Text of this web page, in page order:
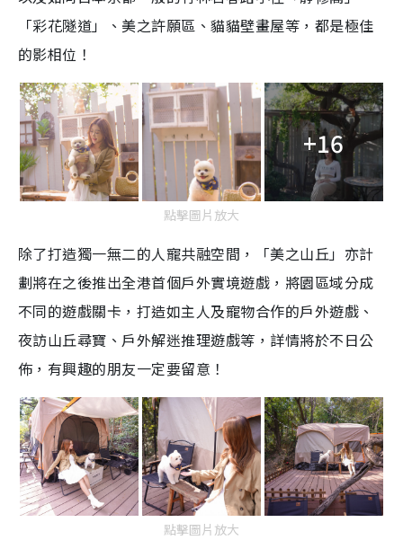
「彩花隧道」、美之許願區、貓貓壁畫屋等，都是極佳
的影相位！
+16
點擊圖片放大
除了打造獨一無二的人寵共融空間，「美之山丘」亦計
劃將在之後推出全港首個戶外實境遊戲，將園區域分成
不同的遊戲關卡，打造如主人及寵物合作的戶外遊戲、
夜訪山丘尋寶、戶外解迷推理遊戲等，詳情將於不日公
佈，有興趣的朋友一定要留意！
點擊圖片放大